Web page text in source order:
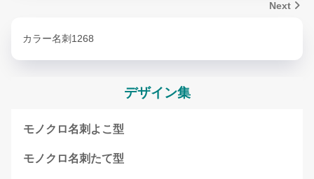
Next
カラー名刺1268
デザイン集
モノクロ名刺よこ型
モノクロ名刺たて型